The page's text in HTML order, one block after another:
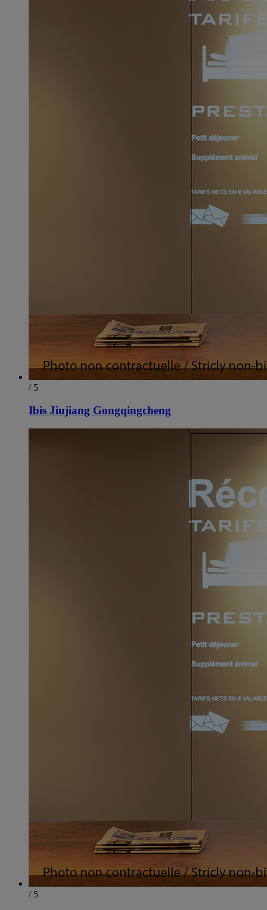
/ 5
Ibis Jiujiang Gongqingcheng
/ 5